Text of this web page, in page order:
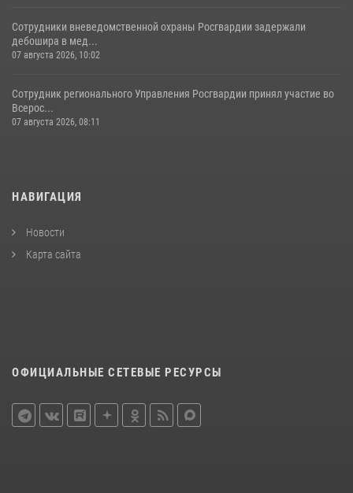
Сотрудники вневедомственной охраны Росгвардии задержали
дебошира в мед...
07 августа 2026, 10:02
Сотрудник регионального Управления Росгвардии принял участие во
Всерос...
07 августа 2026, 08:11
НАВИГАЦИЯ
Новости
Карта сайта
ОФИЦИАЛЬНЫЕ СЕТЕВЫЕ РЕСУРСЫ